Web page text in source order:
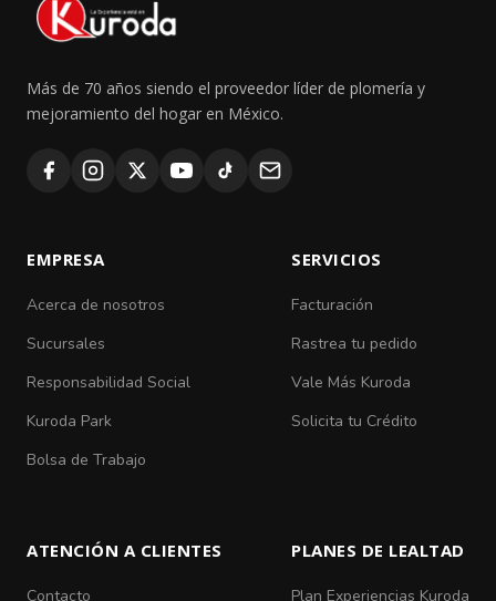
Más de 70 años siendo el proveedor líder de plomería y
mejoramiento del hogar en México.
EMPRESA
Acerca de nosotros
Sucursales
Responsabilidad Social
Kuroda Park
Bolsa de Trabajo
SERVICIOS
Facturación
Rastrea tu pedido
Vale Más Kuroda
Solicita tu Crédito
ATENCIÓN A CLIENTES
Contacto
PLANES DE LEALTAD
Plan Experiencias Kuroda